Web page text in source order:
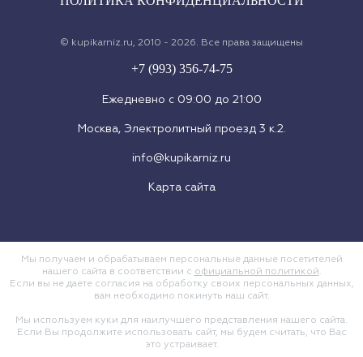
© kupikarniz.ru, 2010 - 2026. Все права защищены
+7 (993) 356-74-75
Eжедневно с 09:00 до 21:00
Москва, Электролитный проезд 3 к.2.
info@kupikarniz.ru
Карта сайта
Мы получаем и обрабатываем персональные данные посетителей
нашего сайта в соответствии с официальной политикой.
Если вы не даете согласия на обработку своих персональных данных,
вам необходимо покинуть наш сайт.
Мы используем куки для наилучшего представления нашего сайта.
Если Вы продолжите использовать сайт, мы будем считать, что Вас
это устраивает.